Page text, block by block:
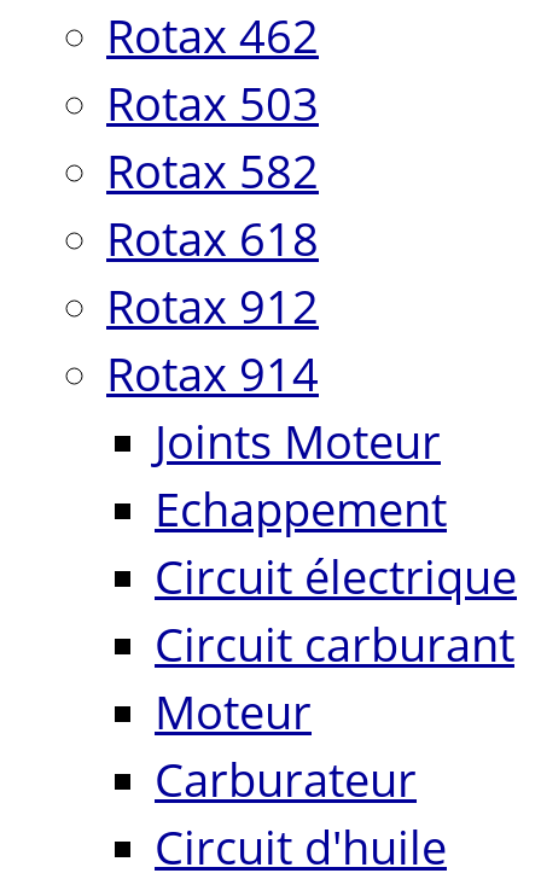
Rotax 462
Rotax 503
Rotax 582
Rotax 618
Rotax 912
Rotax 914
Joints Moteur
Echappement
Circuit électrique
Circuit carburant
Moteur
Carburateur
Circuit d'huile